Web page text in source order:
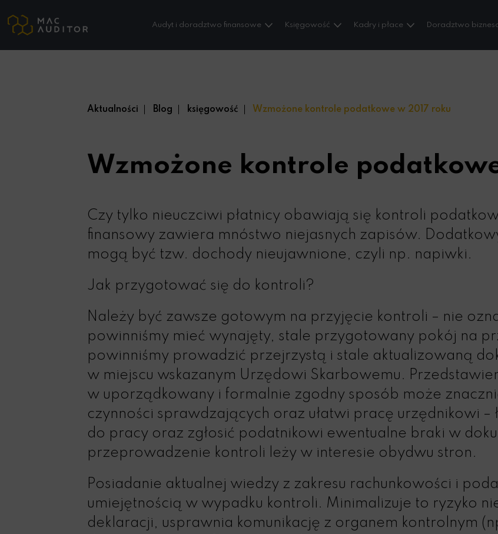
Audyt i doradztwo finansowe Księgowość Kadry i płace Doradztwo
Aktualności Blog księgowość Wzmożone kontrole podatkowe w 2017 roku
Wzmożone kontrole
Czy tylko nieuczciwi płatnicy obawiają się kontroli
finansowy zawiera mnóstwo niejasnych zapisów.
mogą być tzw. dochody nieujawnione, czyli np. napiwki.
Jak przygotować się do kontroli?
Należy być zawsze gotowym na przyjęcie kontroli – nie
powinniśmy mieć wynajęty, stale przygotowany pokój na
powinniśmy prowadzić przejrzystą i stale aktualizowaną
w miejscu wskazanym Urzędowi Skarbowemu.
w uporządkowany i formalnie zgodny sposób może
czynności sprawdzających oraz ułatwi pracę urzędnikowi –
do pracy oraz zgłosić podatnikowi ewentualne braki w
przeprowadzenie kontroli leży w interesie obydwu stron.
Posiadanie aktualnej wiedzy z zakresu rachunkowości i
umiejętnością w wypadku kontroli. Minimalizuje to ryzyko
deklaracji, usprawnia komunikację z organem kontrolnym